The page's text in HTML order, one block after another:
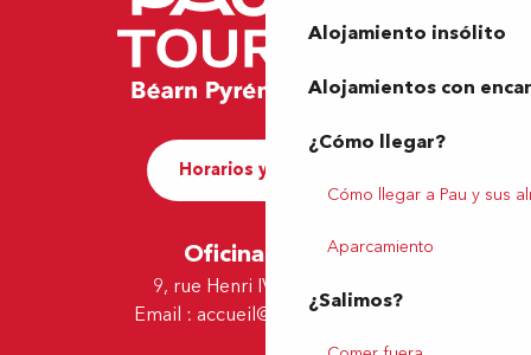
Alojamiento insólito
Alojamientos con
¿Cómo llegar?
Cómo llegar a Pau y sus
Aparcamiento
¿Salimos?
Horarios y contacto
Oficina de Pau
9, rue Henri IV - 64000 Pau
Email : accueil@tourismepau.fr